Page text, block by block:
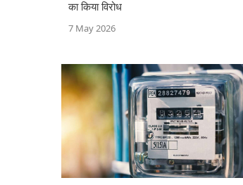
का किया विरोध
7 May 2026